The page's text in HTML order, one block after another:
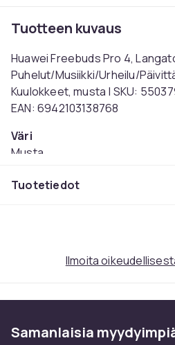
Tuotteen kuvaus
Huawei Freebuds Pro 4,
Puhelut/Musiikki/Urheilu/
Kuulokkeet, musta | SKU:
EAN: 6942103138768
Väri
Musta
Langaton
Kaksikanavainen
58.6
891c9532-86e8-5d86-bccb-
Tuotetiedot
Ilmoita
Samanlaisia